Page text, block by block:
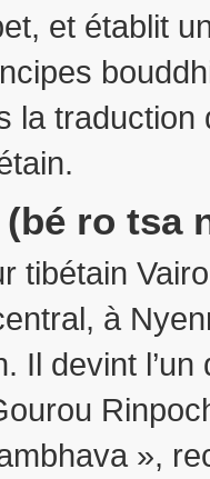
et établit
la traduction
ro tsa
tibétain
à
Il devint
»,